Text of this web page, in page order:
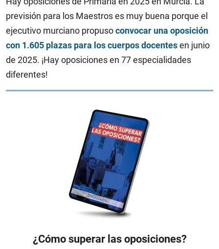
previsión para los Maestros es muy buena porque el
ejecutivo murciano propusoconvocar una oposición
con 1.605 plazas para los cuerpos docentesen junio
de 2025. ¡Hay oposiciones en 77 especialidades
diferentes!
¿Cómo superar las oposiciones?